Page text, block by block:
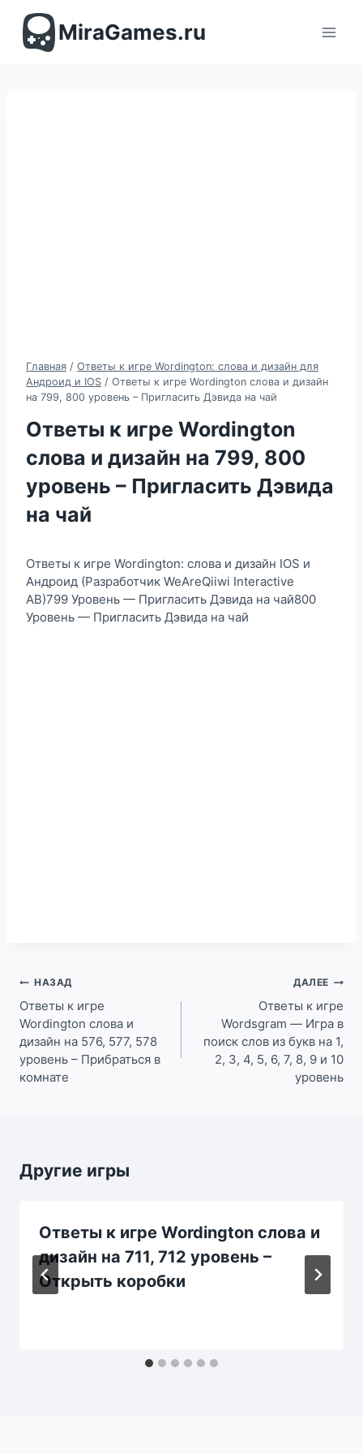
содержимомуMiraGames.ru
Главная / Ответы к игре Wordington: слова и дизайн для
Андроид и IOS / Ответы к игре Wordington слова и дизайн
на 799, 800 уровень – Пригласить Дэвида на чай
Ответы к игре Wordington
слова и дизайн на 799, 800
уровень – Пригласить Дэвида
на чай
Ответы к игре Wordington: слова и дизайн IOS и
Андроид (Разработчик WeAreQiiwi Interactive
AB)799 Уровень — Пригласить Дэвида на чай800
Уровень — Пригласить Дэвида на чай
Навигация
по
записям
НАЗАД
Ответы к игре
Wordington слова и
дизайн на 576, 577, 578
уровень – Прибраться в
комнате
ДАЛЕЕ
Ответы к игре
Wordsgram — Игра в
поиск слов из букв на 1,
2, 3, 4, 5, 6, 7, 8, 9 и 10
уровень
Другие игры
Ответы к игре Wordington слова и
дизайн на 711, 712 уровень –
Открыть коробки